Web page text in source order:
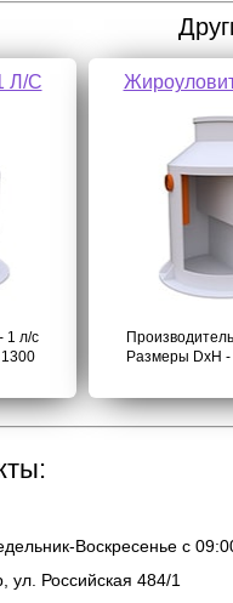
Л/С
1 л/с
Размеры DхH
Воскресенье с
ул. Российская 484/1